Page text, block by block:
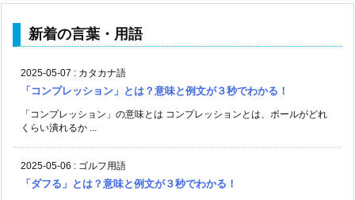
新着の言葉・用語
2025-05-07 : カタカナ語
「コンプレッション」とは？意味と例文が３秒でわかる！
「コンプレッション」の意味とは コンプレッションとは、ボールがどれ
くらい潰れるか ...
2025-05-06 : ゴルフ用語
「ダフる」とは？意味と例文が３秒でわかる！